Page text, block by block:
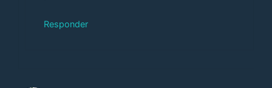
Responder